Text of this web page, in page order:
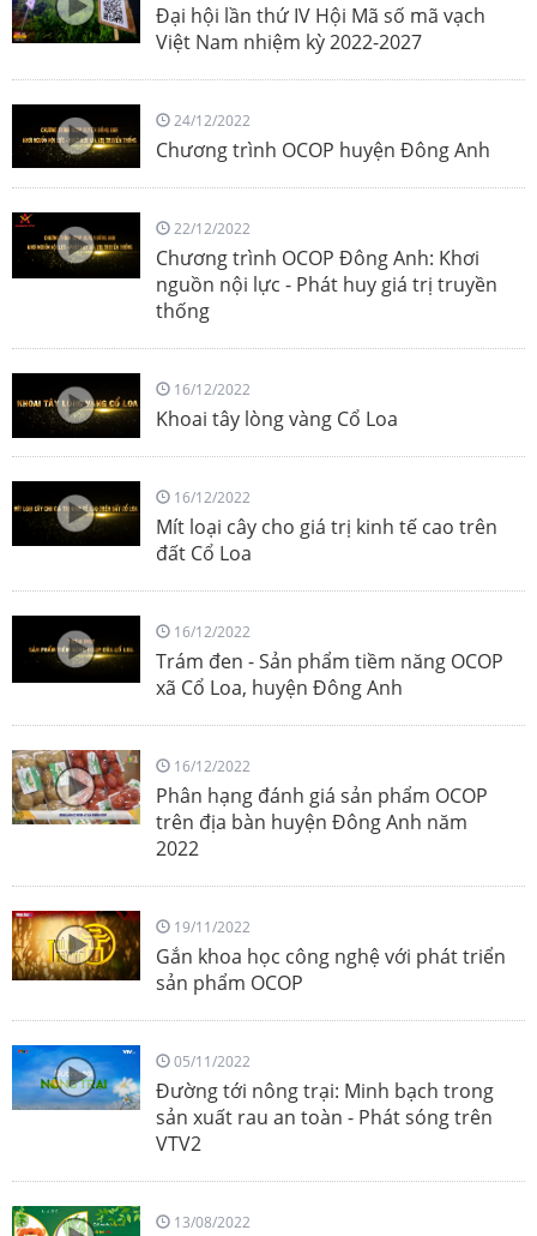
Đại hội lần thứ IV Hội Mã số mã vạch
Việt Nam nhiệm kỳ 2022-2027
24/12/2022
Chương trình OCOP huyện Đông Anh
22/12/2022
Chương trình OCOP Đông Anh: Khơi
nguồn nội lực - Phát huy giá trị truyền
thống
16/12/2022
Khoai tây lòng vàng Cổ Loa
16/12/2022
Mít loại cây cho giá trị kinh tế cao trên
đất Cổ Loa
16/12/2022
Trám đen - Sản phẩm tiềm năng OCOP
xã Cổ Loa, huyện Đông Anh
16/12/2022
Phân hạng đánh giá sản phẩm OCOP
trên địa bàn huyện Đông Anh năm
2022
19/11/2022
Gắn khoa học công nghệ với phát triển
sản phẩm OCOP
05/11/2022
Đường tới nông trại: Minh bạch trong
sản xuất rau an toàn - Phát sóng trên
VTV2
13/08/2022